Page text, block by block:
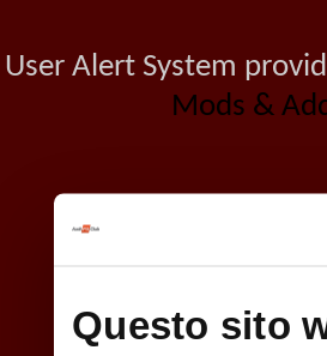
Questo sito
User Alert System
Mods &